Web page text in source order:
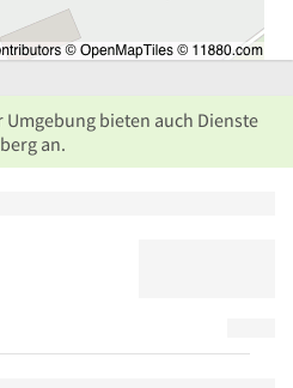
Umgebung bieten auch Dienste
an.